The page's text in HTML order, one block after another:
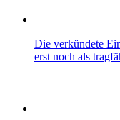
Die verkündete
erst noch als